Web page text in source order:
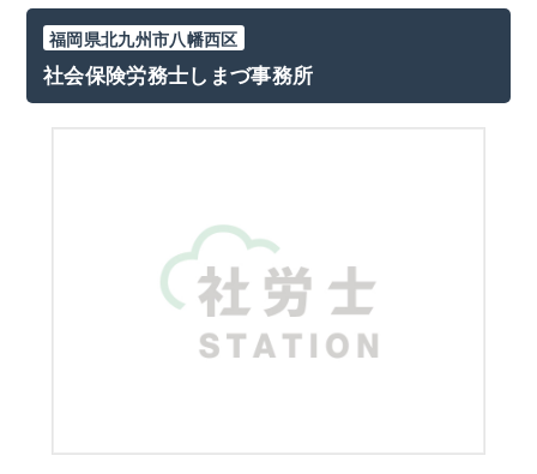
福岡県北九州市八幡西区
社会保険労務士しまづ事務所